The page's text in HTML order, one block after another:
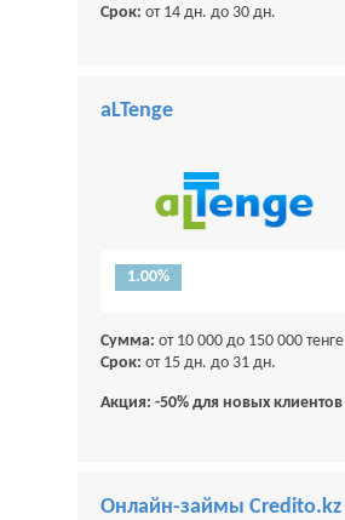
Срок: от 14 дн. до 30 дн.
aLTenge
1.00%
Сумма: от 10 000 до 150 000 тенге
Срок: от 15 дн. до 31 дн.
Акция: -50% для новых клиентов
Онлайн-займы Credito.kz